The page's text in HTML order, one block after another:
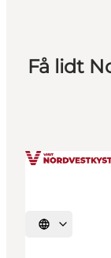
Få lidt
Vælg sprog